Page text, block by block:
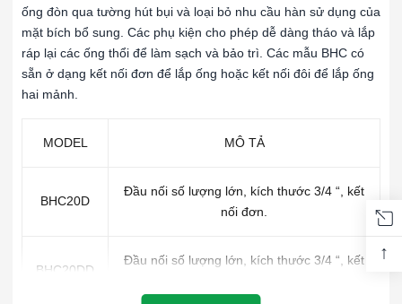
ống đòn qua tường hút bụi và loại bỏ nhu cầu hàn sử dụng của
mặt bích bổ sung. Các phụ kiện cho phép dễ dàng tháo và lắp
ráp lại các ống thổi để làm sạch và bảo trì. Các mẫu BHC có
sẵn ở dạng kết nối đơn để lắp ống hoặc kết nối đôi để lắp ống
hai mảnh.
MODEL MÔ TẢ
BHC20D
Đầu nối số lượng lớn, kích thước 3/4 “, kết
nối đơn.
BHC20DD
Đầu nối số lượng lớn, kích thước 3/4 “, kết
↑